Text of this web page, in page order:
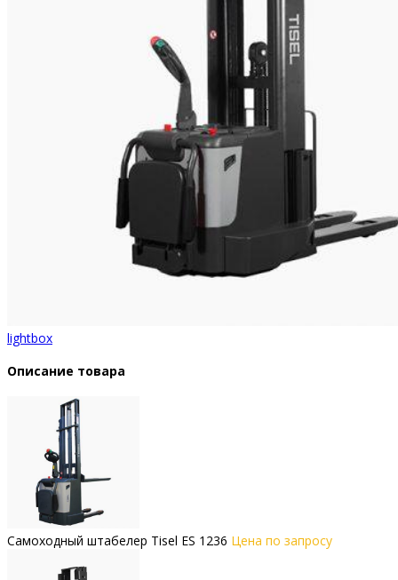
lightbox
Описание товара
Самоходный штабелер Tisel ES 1236 Цена по запросу